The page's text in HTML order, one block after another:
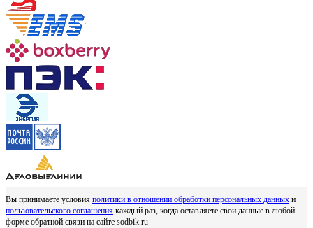
Вы принимаете условия политики в отношении обработки персональных данных и
пользовательского соглашения каждый раз, когда оставляете свои данные в любой
форме обратной связи на сайте sodbik.ru